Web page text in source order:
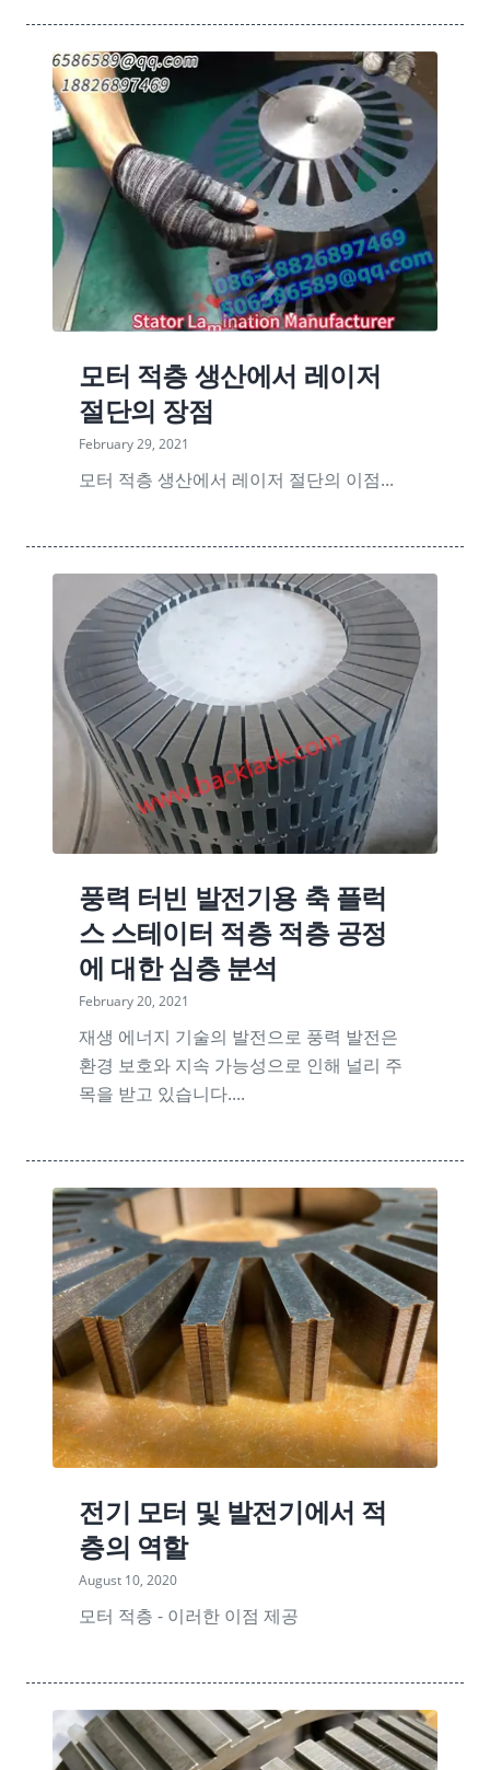
모터 적층 생산에서 레이저
절단의 장점
February 29, 2021
모터 적층 생산에서 레이저 절단의 이점...
풍력 터빈 발전기용 축 플럭
스 스테이터 적층 적층 공정
에 대한 심층 분석
February 20, 2021
재생 에너지 기술의 발전으로 풍력 발전은
환경 보호와 지속 가능성으로 인해 널리 주
목을 받고 있습니다....
전기 모터 및 발전기에서 적
층의 역할
August 10, 2020
모터 적층 - 이러한 이점 제공